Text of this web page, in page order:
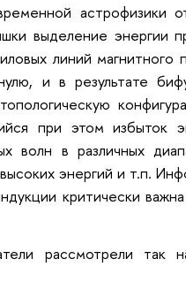
астрофизики
выделение энергии
линий магнитного
и в результате
при этом избыток
волн в различных
энергий и т.п.
критически
рассмотрели так